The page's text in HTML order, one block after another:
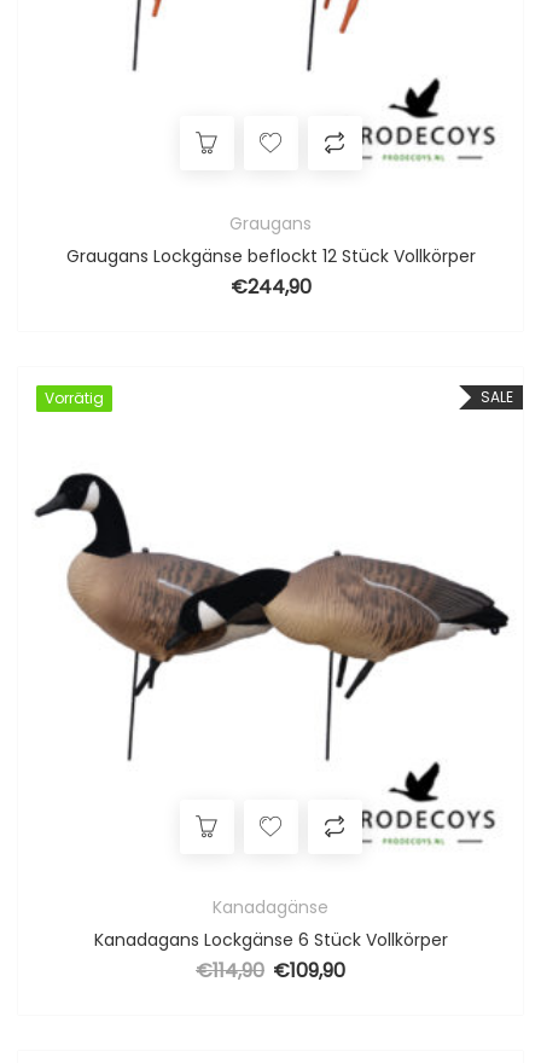
Graugans
Graugans Lockgänse beflockt 12 Stück Vollkörper
€244,90
SALE
Vorrätig
Vorrätig
Kanadagänse
Kanadagans Lockgänse 6 Stück Vollkörper
€114,90 Ursprünglicher Preis war: €114,90
€109,90